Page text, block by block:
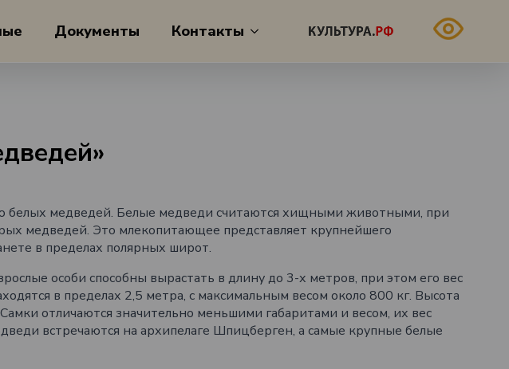
Документы Контакты
белых медведей. Белые медведи считаются хищными животными, при
медведей. Это млекопитающее представляет крупнейшего
в пределах полярных широт.
особи способны вырастать в длину до 3-х метров, при этом его вес
в пределах 2,5 метра, с максимальным весом около 800 кг. Высота
отличаются значительно меньшими габаритами и весом, их вес
встречаются на архипелаге Шпицберген, а самые крупные белые